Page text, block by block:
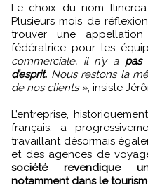
Le choix du nom Itinerea Group n’a pas été immédiat.
Plusieurs mois de
trouver une
fédératrice pour les
commerciale, il n’y a pas
d’esprit. Nous restons la
de nos clients » , insiste
L’entreprise,
français, a
travaillant désormais
et des agences de
société revendique
notamment dans le